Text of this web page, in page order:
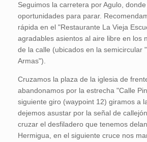
Seguimos la carretera por Agulo,
oportunidades para parar.
rápida en el "Restaurante La Vieja
agradables asientos al aire libre en los
de la calle (ubicados en la semicircular
Armas").
Cruzamos la plaza de la iglesia de
abandonamos por la estrecha "Calle
siguiente giro (waypoint 12) giramos a
dejemos asustar por la señal de
cruzar el desfiladero que tenemos
Hermigua, en el siguiente cruce nos